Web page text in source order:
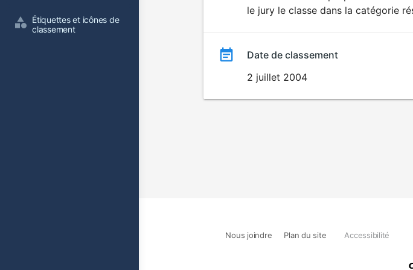
Étiquettes et icônes de
classement
EXPLICITE
le jury le classe dans la catégorie
Date de classement
2 juillet 2004
Nous joindre Plan du site Accessibilité